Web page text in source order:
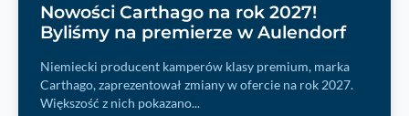
Nowości Carthago na rok 2027!
Byliśmy na premierze w Aulendorf
Niemiecki producent kamperów klasy premium, marka
Carthago, zaprezentował zmiany w ofercie na rok 2027.
Większość z nich pokazano...